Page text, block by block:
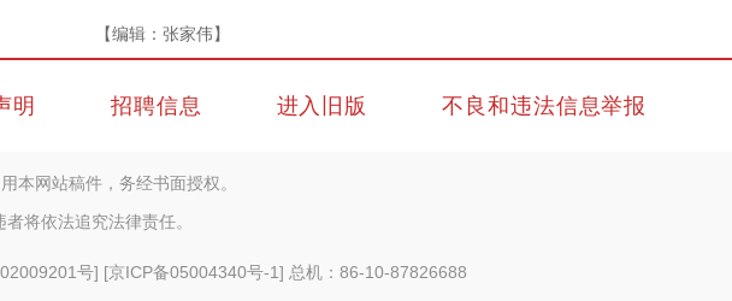
【编辑：张家伟】
明 招聘信息 进入旧版 不良和违法信息举报
本网站稿件，务经书面授权。
将依法追究法律责任。
号] [京ICP备05004340号-1] 总机：86-10-87826688